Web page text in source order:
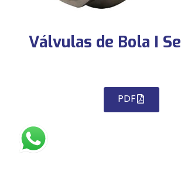
Válvulas de Bola I
PDF